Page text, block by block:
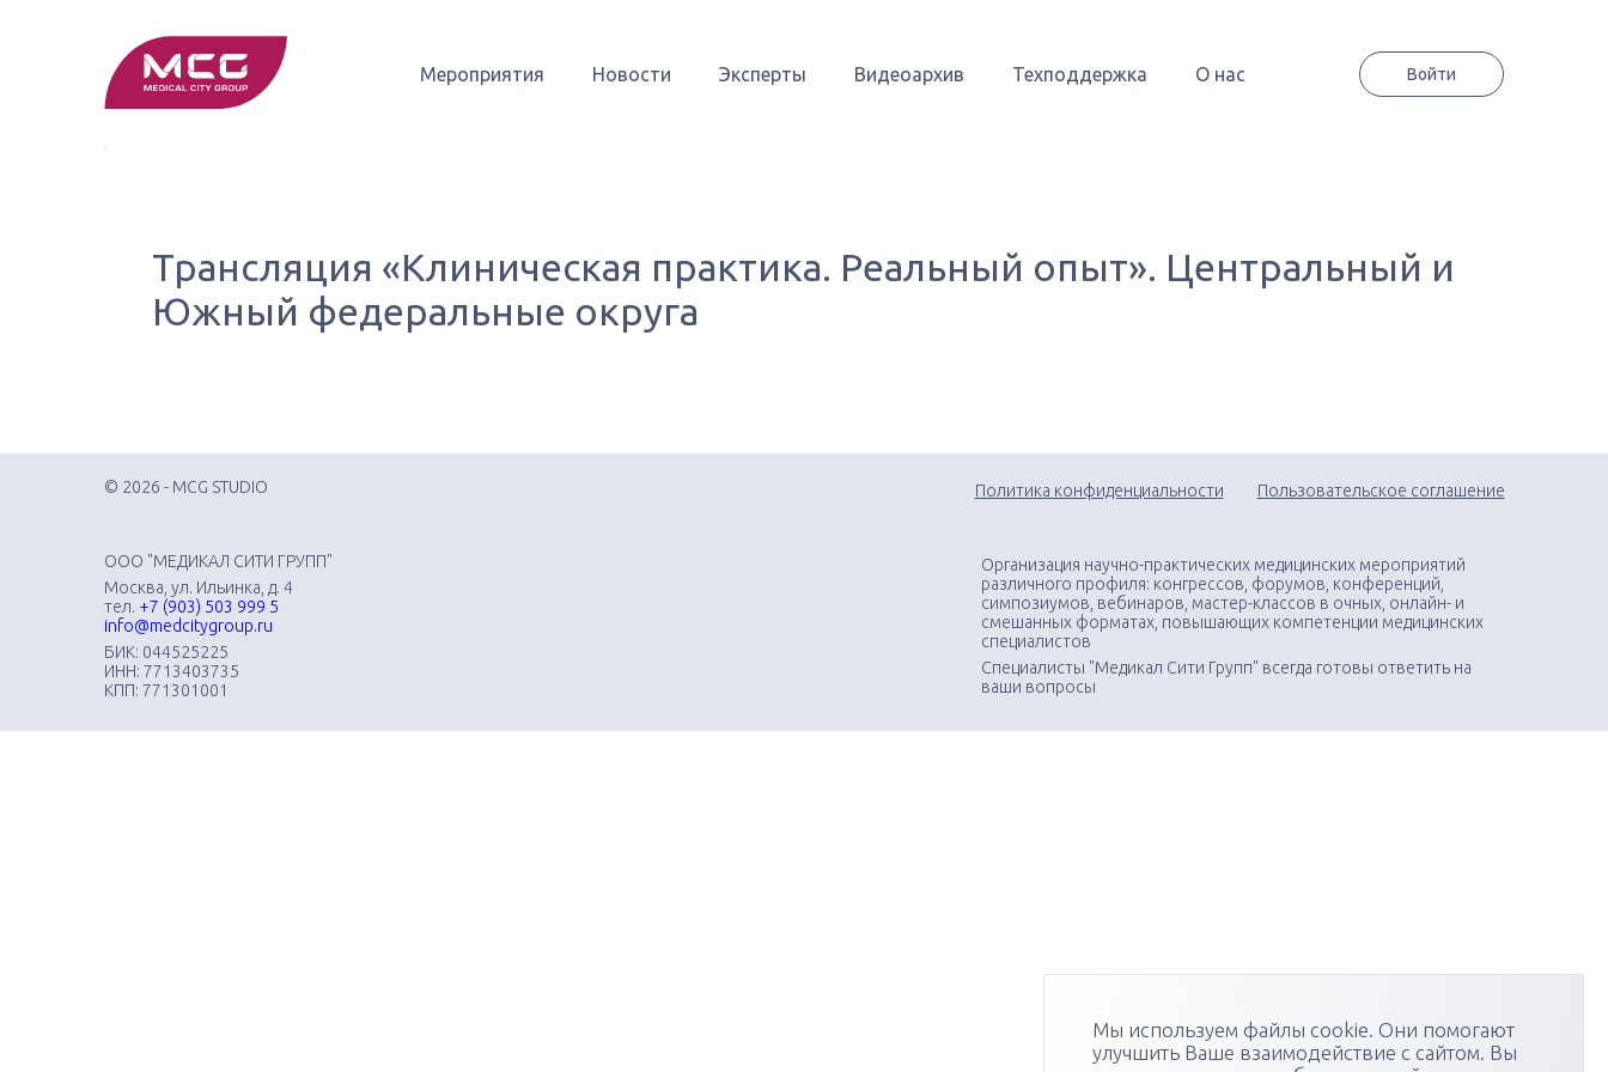
Мероприятия Новости Эксперты Видеоархив Техподдержка О нас Войти
Трансляция «Клиническая практика. Реальный опыт». Центральный и
Южный федеральные округа
© 2026 - MCG STUDIO Политика конфиденциальности Пользовательское соглашение
ООО "МЕДИКАЛ СИТИ ГРУПП"
Москва, ул. Ильинка, д. 4
тел. +7 (903) 503 999 5
info@medcitygroup.ru
БИК: 044525225
ИНН: 7713403735
КПП: 771301001
Организация научно-практических медицинских мероприятий
различного профиля: конгрессов, форумов, конференций,
симпозиумов, вебинаров, мастер-классов в очных, онлайн- и
смешанных форматах, повышающих компетенции медицинских
специалистов
Специалисты "Медикал Сити Групп" всегда готовы ответить на
ваши вопросы
Мы используем файлы cookie. Они помогают
улучшить Ваше взаимодействие с сайтом. Вы